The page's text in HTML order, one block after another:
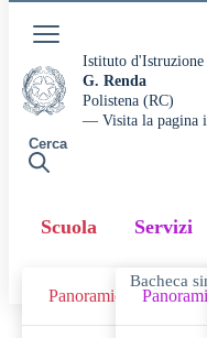
Istituto d'Istruzione
G. Renda
Polistena (RC)
— Visita la pagina
Cerca
Scuola
Panoramica
Servizi
Bacheca